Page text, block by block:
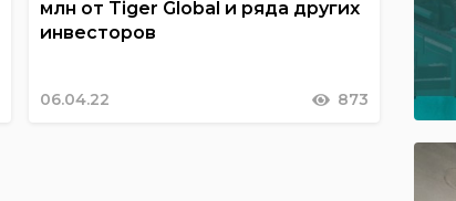
млн от Tiger Global и ряда других
инвесторов
06.04.22 873